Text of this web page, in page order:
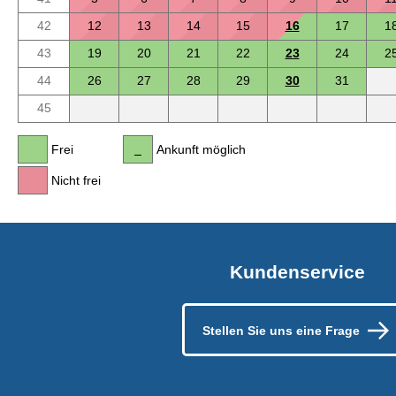
42
12 13 14 15 16 17
43
19 20 21 22 23 24
44
26 27 28 29 30
31
45
Frei
Nicht frei
Ankunft möglich
Kundenservice
Stellen Sie uns eine Frage